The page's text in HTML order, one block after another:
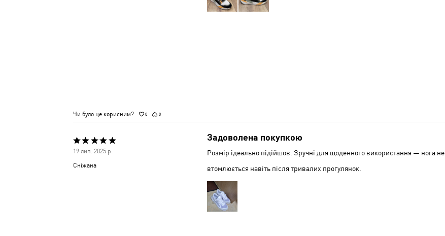
Чи було це корисним? 0 0
Оцінено
19 лип. 2025 р.
Сніжана
Задоволена покупкою
Розмір ідеально підійшов. Зручні для щоденного використання — нога не
втомлюється навіть після тривалих прогулянок.